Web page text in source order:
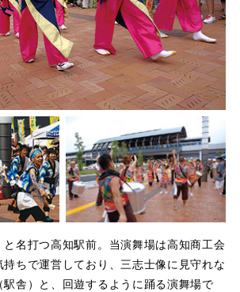
と名打つ高知駅前。当演舞場は高知商工会
ちで運営しており、三志士像に見守れな
舎）と、回遊するように踊る演舞場で